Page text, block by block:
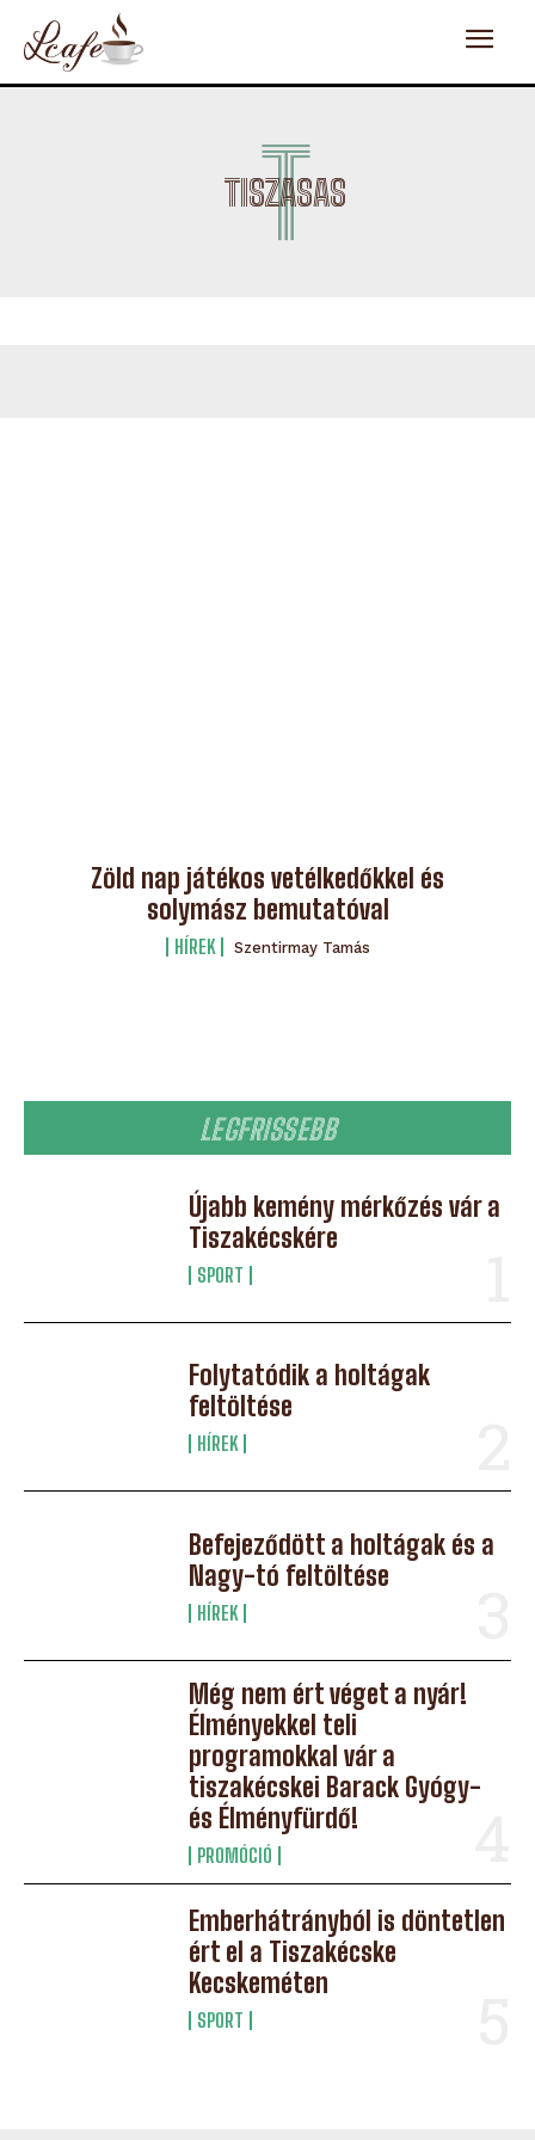
TISZASAS
T
Zöld nap játékos vetélkedőkkel és
solymász bemutatóval
HÍREK Szentirmay Tamás
LEGFRISSEBB
Újabb kemény mérkőzés vár a
Tiszakécskére
SPORT
Folytatódik a holtágak
feltöltése
HÍREK
Befejeződött a holtágak és a
Nagy-tó feltöltése
HÍREK
Még nem ért véget a nyár!
Élményekkel teli
programokkal vár a
tiszakécskei Barack Gyógy-
és Élményfürdő!
PROMÓCIÓ
Emberhátrányból is döntetlen
ért el a Tiszakécske
Kecskeméten
SPORT